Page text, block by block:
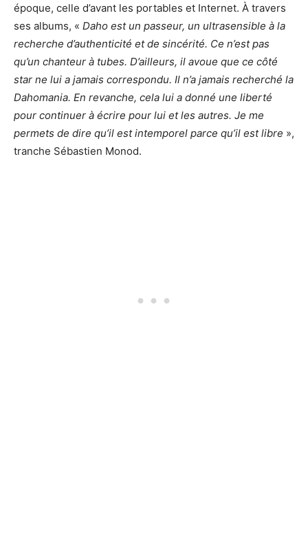
époque, celle d’avant les portables et Internet. À travers
ses albums, « Daho est un passeur, un ultrasensible à la
recherche d’authenticité et de sincérité. Ce n’est pas
qu’un chanteur à tubes. D’ailleurs, il avoue que ce côté
star ne lui a jamais correspondu. Il n’a jamais recherché la
Dahomania. En revanche, cela lui a donné une liberté
pour continuer à écrire pour lui et les autres. Je me
permets de dire qu’il est intemporel parce qu’il est libre »,
tranche Sébastien Monod.